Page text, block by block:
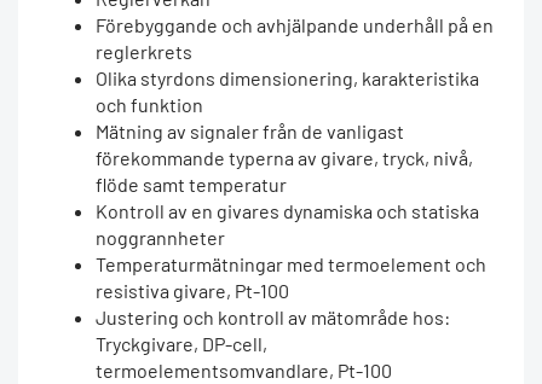
Förebyggande och avhjälpande underhåll på en
reglerkrets
Olika styrdons dimensionering, karakteristika
och funktion
Mätning av signaler från de vanligast
förekommande typerna av givare, tryck, nivå,
flöde samt temperatur
Kontroll av en givares dynamiska och statiska
noggrannheter
Temperaturmätningar med termoelement och
resistiva givare, Pt-100
Justering och kontroll av mätområde hos:
Tryckgivare, DP-cell,
termoelementsomvandlare, Pt-100